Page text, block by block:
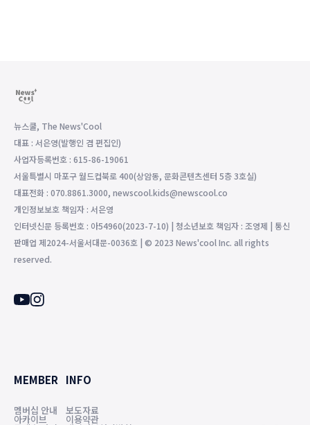
뉴스쿨, The News'Cool
대표 : 서은영(발행인 겸 편집인)
사업자등록번호 : 615-86-19061
서울특별시 마포구 월드컵북로 400(상암동, 문화콘텐츠센터 5층 3호실)
대표전화 : 070.8861.3000, newscool.kids@newscool.co
개인정보보호 책임자 : 서은영
인터넷신문 등록번호 : 아54960(2023-7-10) | 청소년보호 책임자 : 조영제 | 통신
판매업 제2024-서울서대문-0036호 | © 2023 News'cool Inc. all rights
reserved.
MEMBER
멤버십 안내
아카이브
INFO
보도자료
이용약관